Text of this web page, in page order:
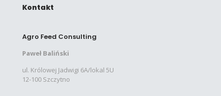
Kontakt
Agro Feed Consulting
Paweł Baliński
ul. Królowej Jadwigi 6A/lokal 5U
12-100 Szczytno